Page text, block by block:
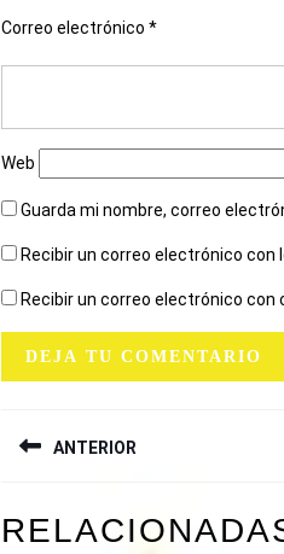
Correo electrónico *
Web
Guarda mi nombre, correo
Recibir un correo electrónico
Recibir un correo electrónico con
DE
ENTRADAS
ANTERIOR
anterior: